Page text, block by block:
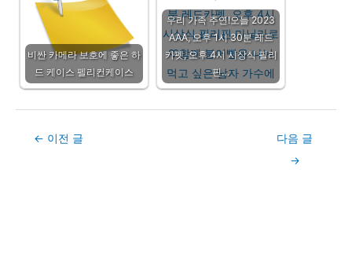
비싼 카메라 보호에 좋은 하
드 케이스 펠리컨케이스
우리 가족 주연!오늘 2023
AAA, 오후 1시 30분 레드
카펫, 오후 4시 시상식 필리
핀…
Post← 이전 글
다음 글
→